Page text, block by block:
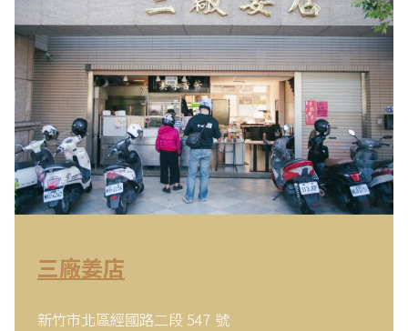
三廠姜店
新竹市北區經國路二段 547 號